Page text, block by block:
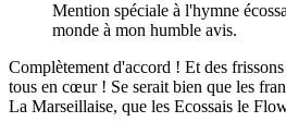
Mention spéciale à l'hymne
monde à mon humble avis.
Complètement d'accord ! Et des
tous en cœur ! Se serait bien que les
La Marseillaise, que les Ecossais le